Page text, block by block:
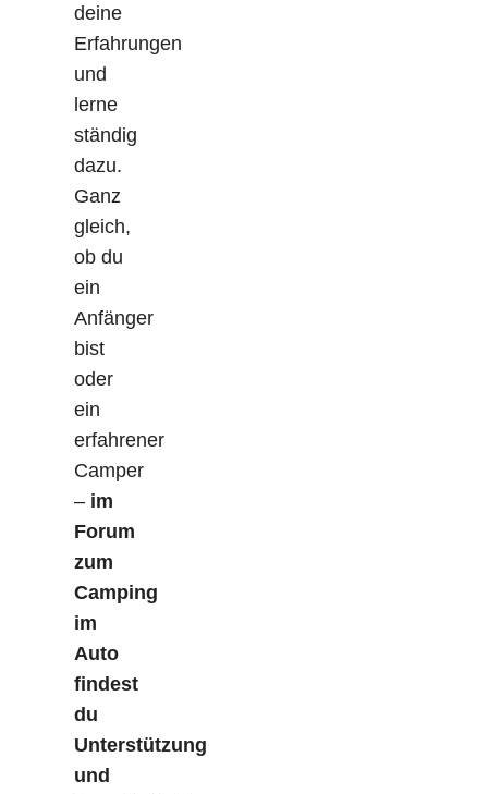
deine
Erfahrungen
und
lerne
ständig
dazu.
Ganz
gleich,
ob du
ein
Anfänger
bist
oder
ein
erfahrener
Camper
– im
Forum
zum
Camping
im
Auto
findest
du
Unterstützung
und